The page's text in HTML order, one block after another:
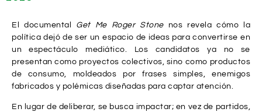
El documental Get Me Roger Stonenos revela cómo la
política dejó de ser un espacio de ideas para convertirse en
un espectáculo mediático. Los candidatos ya no se
presentan como proyectos colectivos, sino como productos
de consumo, moldeados por frases simples, enemigos
fabricados y polémicas diseñadas para captar atención.
En lugar de deliberar, se busca impactar; en vez de partidos,